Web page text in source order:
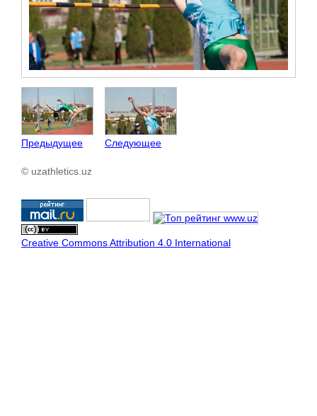
Предыдущее Следующее
© uzathletics.uz
Creative Commons Attribution 4.0 International